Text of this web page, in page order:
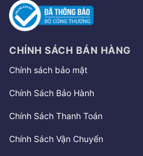
CHÍNH SÁCH BÁN HÀNG
Chính sách bảo mật
Chính Sách Bảo Hành
Chính Sách Thanh Toán
Chính Sách Vận Chuyển